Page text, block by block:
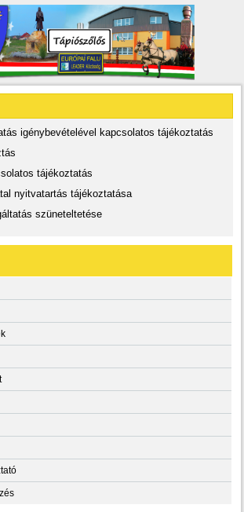
igénybevételével kapcsolatos tájékoztatás
tájékoztatás
nyitvatartás tájékoztatása
szüneteltetése